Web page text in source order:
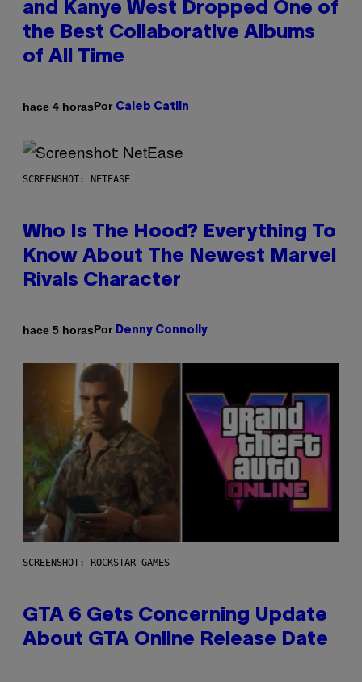
and Kanye West Dropped One of
the Best Collaborative Albums
of All Time
hace 4 horasPor Caleb Catlin
SCREENSHOT: NETEASE
Who Is The Hood? Everything To
Know About The Newest Marvel
Rivals Character
hace 5 horasPor Denny Connolly
SCREENSHOT: ROCKSTAR GAMES
GTA 6 Gets Concerning Update
About GTA Online Release Date